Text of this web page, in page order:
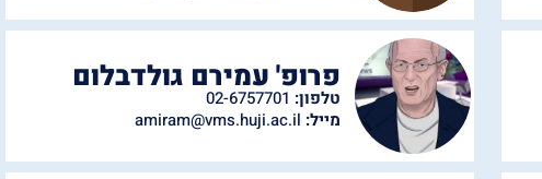
פרופ' עמירם גולדבלום
טלפון:
מייל: amiram@vms.huji.ac.il